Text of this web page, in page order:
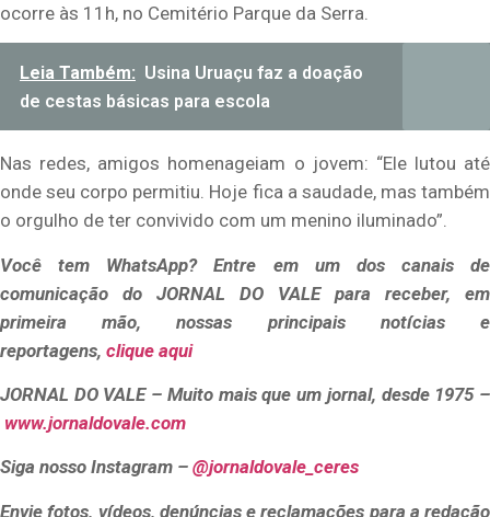
ocorre às 11h, no Cemitério Parque da Serra.
Leia Também: Usina Uruaçu faz a doação
de cestas básicas para escola
Nas redes, amigos homenageiam o jovem: “Ele lutou até
onde seu corpo permitiu. Hoje fica a saudade, mas também
o orgulho de ter convivido com um menino iluminado”.
Vocêtem WhatsApp? Entre em um dos canais de
comunicação do JORNAL DO VALE para receber, em
primeira mão, nossas principais notícias e
reportagens, clique aqui
JORNAL DO VALE – Muito mais que um jornal, desde 1975 –
www.jornaldovale.com
Siga nosso Instagram – @jornaldovale_ceres
Envie fotos, vídeos, denúncias e reclamações para a redação